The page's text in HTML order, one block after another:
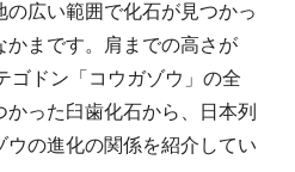
の広い範囲で化石が見つかっ
かまです。肩までの高さが
ゴドン「コウガゾウ」の全
った臼歯化石から、日本列
の進化の関係を紹介してい